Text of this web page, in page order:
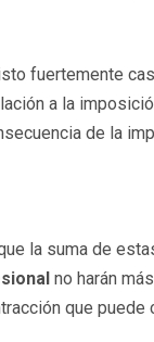
fuertemente
a la
de la
la suma de
no harán
que